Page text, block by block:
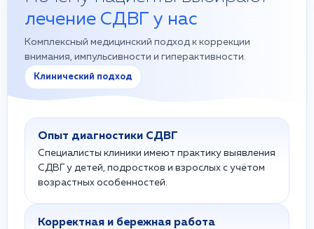
лечение СДВГ у нас
Комплексный медицинский подход к коррекции
внимания, импульсивности и гиперактивности.
Клинический подход
Опыт диагностики СДВГ
Специалисты клиники имеют практику выявления
СДВГ у детей, подростков и взрослых с учётом
возрастных особенностей.
Корректная и бережная работа